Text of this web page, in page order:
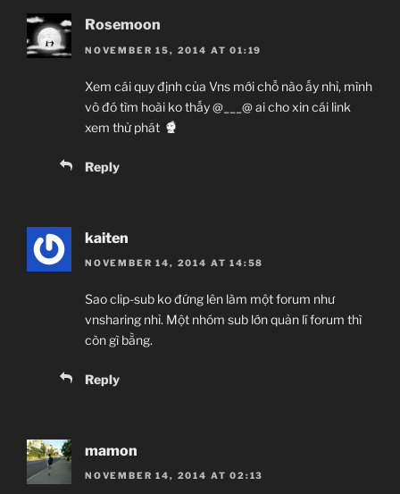
Rosemoon
NOVEMBER 15, 2014 AT 01:19
Xem cái quy định của Vns mới chỗ nào ấy nhỉ, mình
vô đó tìm hoài ko thấy @___@ ai cho xin cái link
xem thử phát
Reply
kaiten
NOVEMBER 14, 2014 AT 14:58
Sao clip-sub ko đứng lên làm một forum như
vnsharing nhỉ. Một nhóm sub lớn quản lí forum thì
còn gì bằng.
Reply
mamon
NOVEMBER 14, 2014 AT 02:13